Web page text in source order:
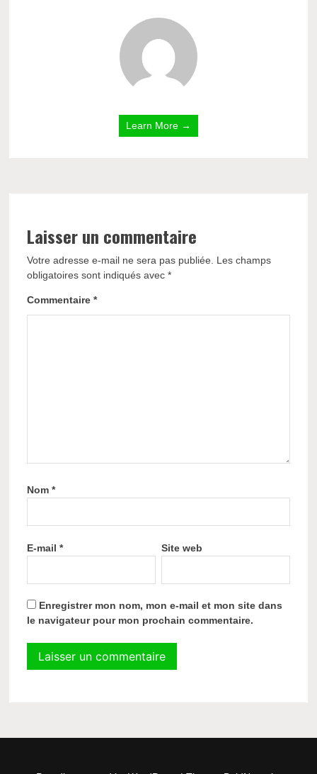
Learn More →
Laisser un commentaire
Votre adresse e-mail ne sera pas publiée.
Les champs
obligatoires sont indiqués avec*
Commentaire*
Nom*
E-mail* Site web
Enregistrer mon nom, mon e-mail et mon site dans
le navigateur pour mon prochain commentaire.